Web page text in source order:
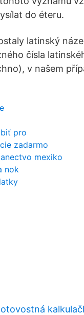
do éteru.
latinský
čísla
v našem
pro
zadarmo
mexiko
nok